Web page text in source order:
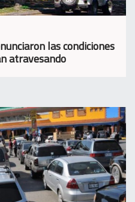
las condiciones
atravesando